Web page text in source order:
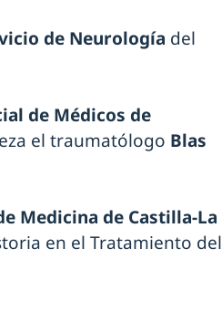
de Neurología del
de Médicos de
el traumatólogo Blas
Medicina de Castilla-La
en el Tratamiento del